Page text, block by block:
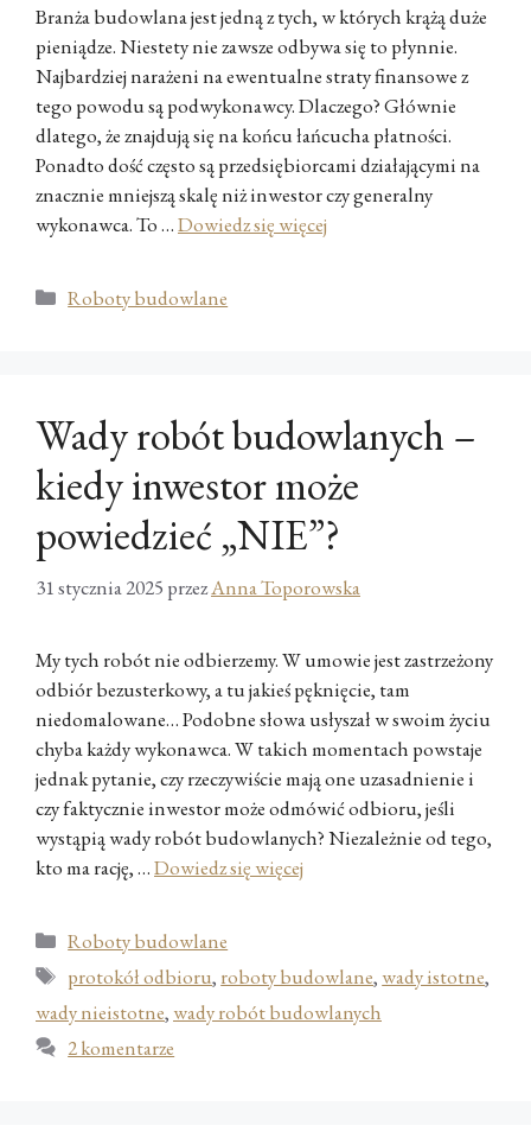
Branża budowlana jest jedną z tych, w których krążą duże
pieniądze. Niestety nie zawsze odbywa się to płynnie.
Najbardziej narażeni na ewentualne straty finansowe z
tego powodu są podwykonawcy. Dlaczego? Głównie
dlatego, że znajdują się na końcu łańcucha płatności.
Ponadto dość często są przedsiębiorcami działającymi na
znacznie mniejszą skalę niż inwestor czy generalny
wykonawca. To …Dowiedz się więcej
Kategorie
Roboty budowlane
Wady robót budowlanych –
kiedy inwestor może
powiedzieć „NIE”?
31 stycznia 2025 przezAnna Toporowska
My tych robót nie odbierzemy. W umowie jest zastrzeżony
odbiór bezusterkowy, a tu jakieś pęknięcie, tam
niedomalowane… Podobne słowa usłyszał w swoim życiu
chyba każdy wykonawca. W takich momentach powstaje
jednak pytanie, czy rzeczywiście mają one uzasadnienie i
czy faktycznie inwestor może odmówić odbioru, jeśli
wystąpią wady robót budowlanych? Niezależnie od tego,
kto ma rację, …Dowiedz się więcej
Kategorie
Roboty budowlane
Tagi
protokół odbioru, roboty budowlane,wady istotne,
wady nieistotne,wady robót budowlanych
2 komentarze